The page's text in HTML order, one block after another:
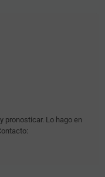
pronosticar. Lo hago en